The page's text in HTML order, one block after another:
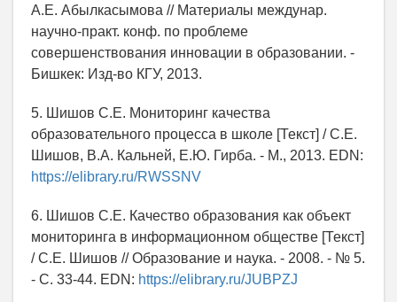
А.Е. Абылкасымова // Материалы междунар.
научно-практ. конф. по проблеме
совершенствования инновации в образовании. -
Бишкек: Изд-во КГУ, 2013.
5. Шишов С.Е. Мониторинг качества
образовательного процесса в школе [Текст] / С.Е.
Шишов, В.А. Кальней, Е.Ю. Гирба. - М., 2013. EDN:
https://elibrary.ru/RWSSNV
6. Шишов С.Е. Качество образования как объект
мониторинга в информационном обществе [Текст]
/ С.Е. Шишов // Образование и наука. - 2008. - № 5.
- С. 33-44. EDN: https://elibrary.ru/JUBPZJ